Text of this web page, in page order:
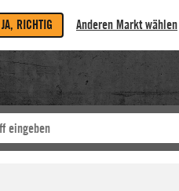
JA, RICHTIG Anderen Markt wählen